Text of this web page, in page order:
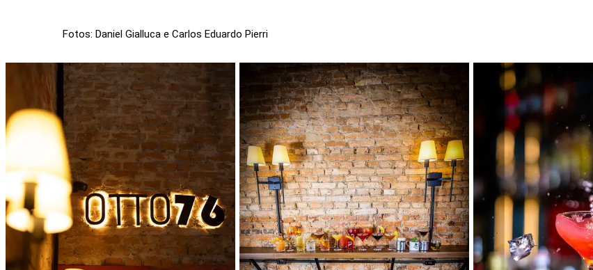
Fotos: Daniel Gialluca e Carlos Eduardo Pierri